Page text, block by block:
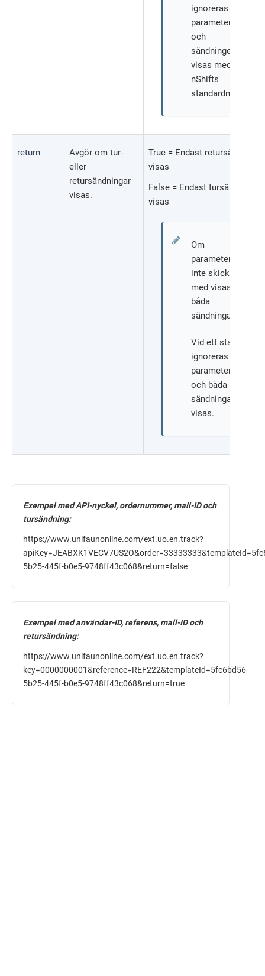
ignoreras
parametern
och
sändningen
visas med
nShifts
standardmall.
return
Avgör om tur-
eller
retursändningar
visas.
True = Endast
visas
False = Endast tursändningen
visas
Om
parameter
inte skickas
med visas
båda
sändningarna.
Vid ett stavfel
ignoreras
parametern
och båda
sändningarna
visas.
Exempel med API-nyckel, ordernummer, mall-ID och
tursändning:
https://www.unifaunonline.com/ext.uo.en.track?
5b25-445f-b0e5-9748ff43c068&return=false
Exempel med användar-ID, referens, mall-ID och
retursändning:
https://www.unifaunonline.com/ext.uo.en.track?
key=0000000001&reference=REF222&templateId=5fc6bd56-
5b25-445f-b0e5-9748ff43c068&return=true